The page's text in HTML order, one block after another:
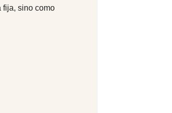
fija, sino como